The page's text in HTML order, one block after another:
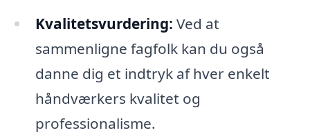
Kvalitetsvurdering: Ved at
sammenligne fagfolk kan du også
danne dig et indtryk af hver enkelt
håndværkers kvalitet og
professionalisme.